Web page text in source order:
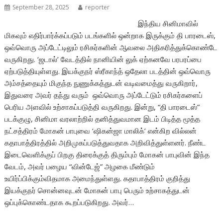
September 28, 2025 reporter
இந்திய சினிமாவில்
மிகவும் எதிர்பார்க்கப்படும் படங்களில் ஒன்றாக இருக்கும் தி பாரடைஸ்,
ஒவ்வொரு அப்டேட்டிலும் ரசிகர்களின் ஆவலை அதிகரித்துக்கொண்டே
வருகிறது. ‘ஜடால்’ வேடத்தில் நானியின் லுக் ஏற்கனவே பரபரப்பை
ஏற்படுத்தியுள்ளது. இயக்குநர் ஸ்ரீகாந்த் ஒதேலா படத்தின் ஒவ்வொரு
அம்சத்தையும் மிகுந்த நுணுக்கத்துடன் வடிவமைத்து வருகிறார்,
இதுவரை அவர் தந்து வரும் ஒவ்வொரு அப்டேட்டும் ரசிகர்களைப்
பெரிய அளவில் உற்சாகப்படுத்தி வருகிறது. இன்று, “தி பாரடைஸ்”
படக்குழு, சினிமா வரலாற்றில் தனித்துவமான இடம் பிடித்த மூத்த
நட்சத்திரம் மோகன் பாபுவை ‘ஷிகன்ஜா மாலிக்’ என்கிற வில்லன்
கதாபாத்திரத்தில் அறிமுகப்படுத்துவதாக அறிவித்துள்ளனர். நீண்ட
இடைவெளிக்குப் பிறகு திரைக்குத் திரும்பும் மோகன் பாபுவின் இந்த
வேடம், அவர் பழைய “வின்டேஜ்” அழகை மீண்டும்
உயிர்ப்பிக்கும்விதமாக அமைந்துள்ளது. கதாபாத்திரம் குறித்து
இயக்குநர் சொன்னவுடன் மோகன் பாபு பெரும் உற்சாகத்துடன்
ஒப்புக்கொண்டதாக கூறப்படுகிறது. அவர்…